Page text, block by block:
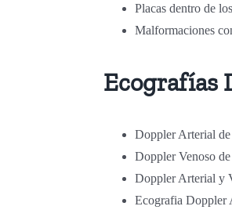
Placas dentro de
Malformaciones
Ecografías
Doppler Arterial
Doppler Venoso
Doppler Arterial y
Ecografia Doppler